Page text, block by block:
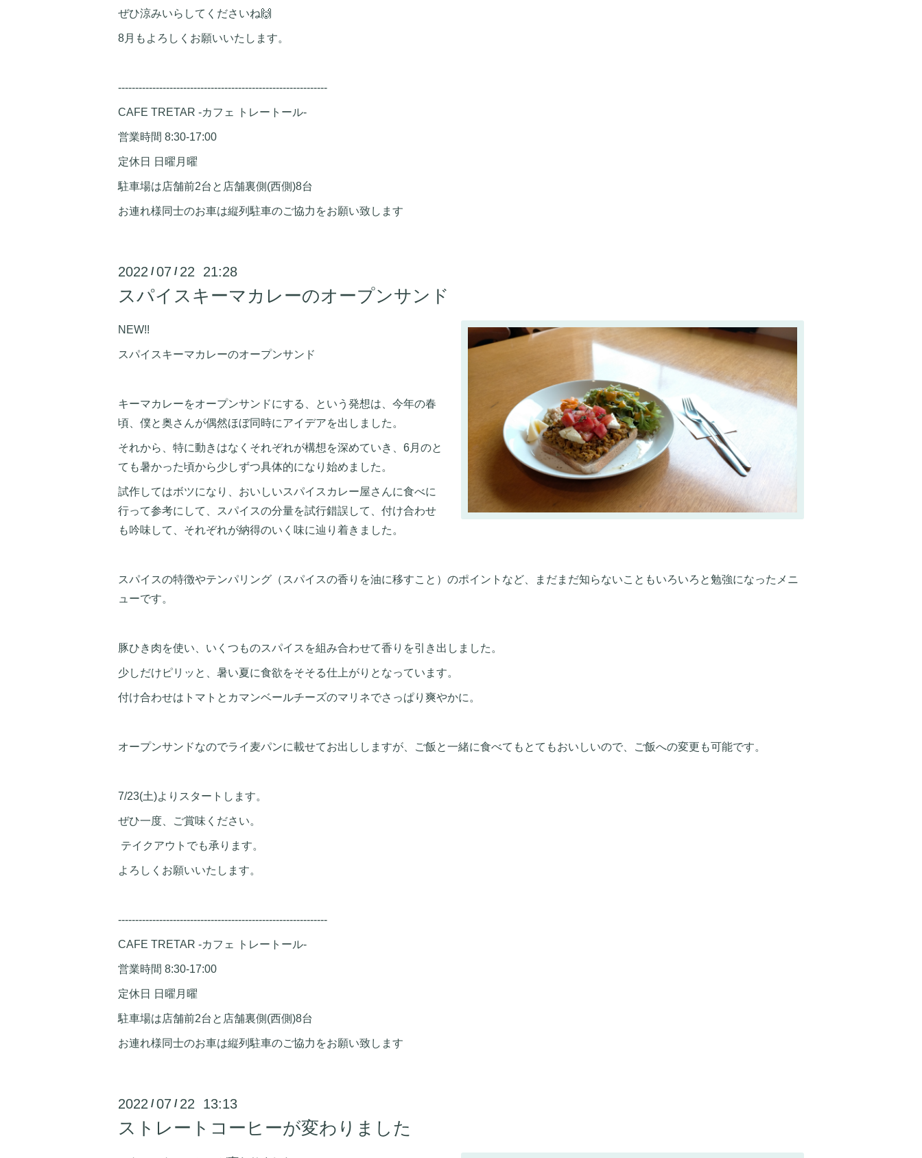
ぜひ涼みいらしてくださいね🙌
8月もよろしくお願いいたします。
-------------------------------------------------------------
CAFE TRETAR -カフェ トレートール-
営業時間 8:30-17:00
定休日 日曜月曜
駐車場は店舗前2台と店舗裏側(西側)8台
お連れ様同士のお車は縦列駐車のご協力をお願い致します
2022 /07 / 22 21:28
スパイスキーマカレーのオープンサンド
NEW!!
スパイスキーマカレーのオープンサンド
キーマカレーをオープンサンドにする、という発想は、今年の春
頃、僕と奥さんが偶然ほぼ同時にアイデアを出しました。
それから、特に動きはなくそれぞれが構想を深めていき、6月のと
ても暑かった頃から少しずつ具体的になり始めました。
試作してはボツになり、おいしいスパイスカレー屋さんに食べに
行って参考にして、スパイスの分量を試行錯誤して、付け合わせ
も吟味して、それぞれが納得のいく味に辿り着きました。
スパイスの特徴やテンパリング（スパイスの香りを油に移すこと）のポイントなど、まだまだ知らないこともいろいろと勉強になったメニ
ューです。
豚ひき肉を使い、いくつものスパイスを組み合わせて香りを引き出しました。
少しだけピリッと、暑い夏に食欲をそそる仕上がりとなっています。
付け合わせはトマトとカマンベールチーズのマリネでさっぱり爽やかに。
オープンサンドなのでライ麦パンに載せてお出ししますが、ご飯と一緒に食べてもとてもおいしいので、ご飯への変更も可能です。
7/23(土)よりスタートします。
ぜひ一度、ご賞味ください。
テイクアウトでも承ります。
よろしくお願いいたします。
-------------------------------------------------------------
CAFE TRETAR -カフェ トレートール-
営業時間 8:30-17:00
定休日 日曜月曜
駐車場は店舗前2台と店舗裏側(西側)8台
お連れ様同士のお車は縦列駐車のご協力をお願い致します
2022 /07 / 22 13:13
ストレートコーヒーが変わりました